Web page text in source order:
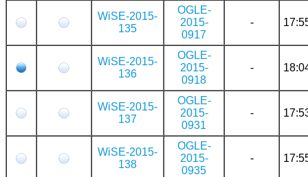
WiSE-2015-
135
OGLE-
2015-
0917
-
WiSE-2015-
136
OGLE-
2015-
0918
-
WiSE-2015-
137
OGLE-
2015-
0931
-
WiSE-2015-
138
OGLE-
2015-
0935
-